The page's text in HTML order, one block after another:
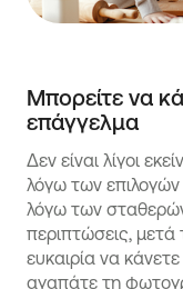
Μπορείτε να
επάγγελμα
Δεν είναι λίγοι
λόγω των
λόγω των
περιπτώσεις, μετά
ευκαιρία να
αγαπάτε τη